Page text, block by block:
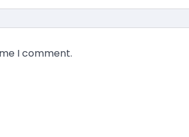
I comment.